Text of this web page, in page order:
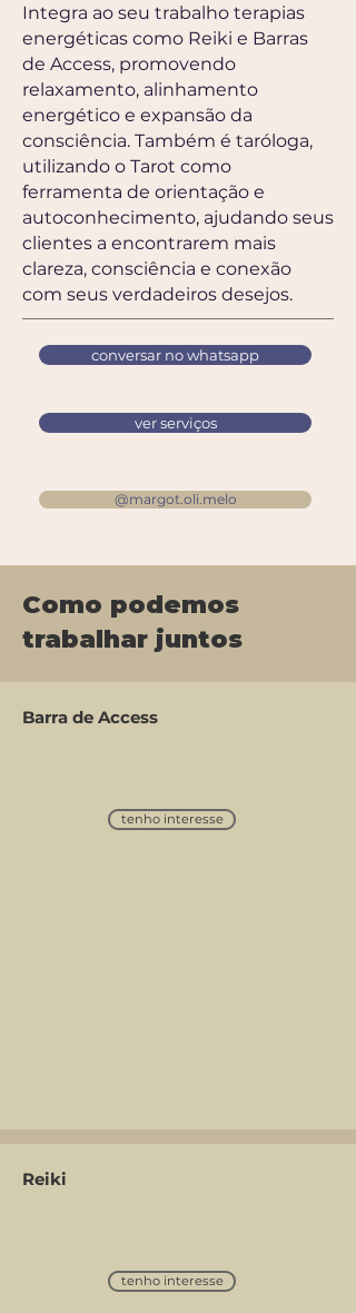
Integra ao seu trabalho terapias
energéticas como Reiki e Barras
de Access, promovendo
relaxamento, alinhamento
energético e expansão da
consciência. Também é taróloga,
utilizando o Tarot como
ferramenta de orientação e
autoconhecimento, ajudando seus
clientes a encontrarem mais
clareza, consciência e conexão
com seus verdadeiros desejos.
conversar no whatsapp
ver serviços
@margot.oli.melo
Como podemos
trabalhar juntos
Barra de Access
tenho interesse
Reiki
tenho interesse